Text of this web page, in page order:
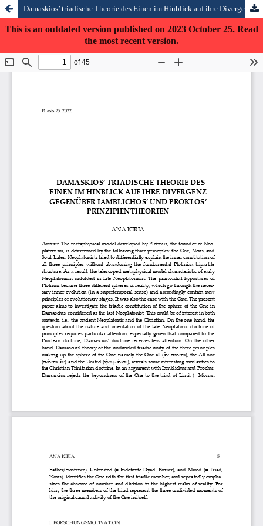
Damaskios’ triadische Theorie des Einen im Hinblick auf ihre Divergenz gegenüber Iamblichos’ und Proklos’ Prinzipientheorien
This is an outdated version published on 2023 October 25. Read
the most recent version.